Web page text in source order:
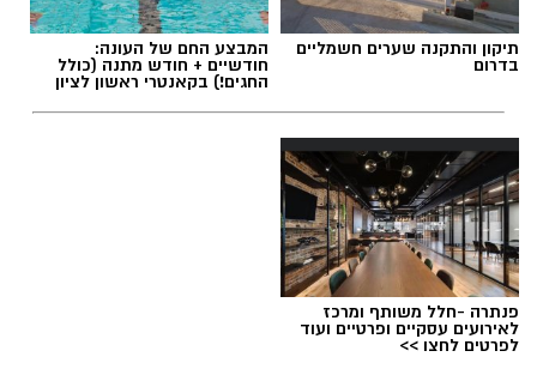
תיקון והתקנה שערים חשמליים
בדרום
המבצע החם של העונה:
חודשיים + חודש מתנה (כולל
החגים!) בקאנטרי ראשון לציון
פנתרה -חלל משותף ומרכז
לאירועים עסקיים ופרטיים ועוד
לפרטים לחצו >>